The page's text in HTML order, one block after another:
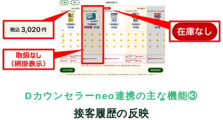
Dカウンセラーneo連携の主な機能③
接客履歴の反映